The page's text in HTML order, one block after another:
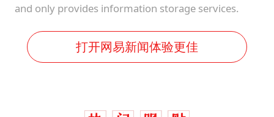
and only provides information storage services.
打开网易新闻体验更佳